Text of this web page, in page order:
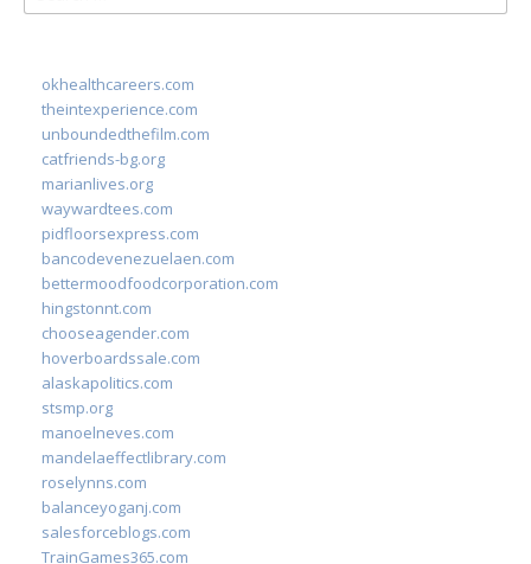
for:
okhealthcareers.com
theintexperience.com
unboundedthefilm.com
catfriends-bg.org
marianlives.org
waywardtees.com
pidfloorsexpress.com
bancodevenezuelaen.com
bettermoodfoodcorporation.com
hingstonnt.com
chooseagender.com
hoverboardssale.com
alaskapolitics.com
stsmp.org
manoelneves.com
mandelaeffectlibrary.com
roselynns.com
balanceyoganj.com
salesforceblogs.com
TrainGames365.com